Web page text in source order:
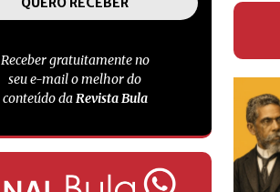
Receber gratuitamente no
seu e-mail o melhor do
conteúdo daRevista Bula